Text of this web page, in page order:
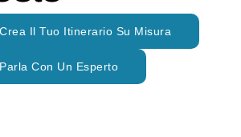
Crea Il Tuo Itinerario Su Misura
Parla Con Un Esperto